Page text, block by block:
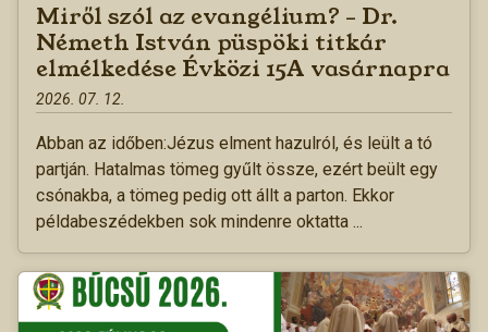
Miről szól az evangélium? – Dr.
Németh István püspöki titkár
elmélkedése Évközi 15A vasárnapra
2026. 07. 12.
Abban az időben:Jézus elment hazulról, és leült a tó
partján. Hatalmas tömeg gyűlt össze, ezért beült egy
csónakba, a tömeg pedig ott állt a parton. Ekkor
példabeszédekben sok mindenre oktatta ...